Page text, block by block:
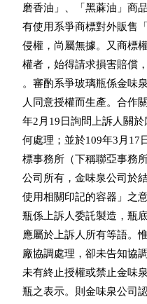
磨香油」、「黑蔴油」
有使用系爭商標對外販
侵權，尚屬無據。又商
權者，始得請求損害賠
。審酌系爭玻璃瓶係金
人同意授權而生產。合
年2月19日詢問上訴人關
何處理；並於109年3月
標事務所（下稱聯亞事
公司所有，金味泉公司
使用相關印記的容器」
瓶係上訴人委託製造，
應屬於上訴人所有等語
廠協調處理，卻未告知
未有終止授權或禁止金
瓶之表示。則金味泉公